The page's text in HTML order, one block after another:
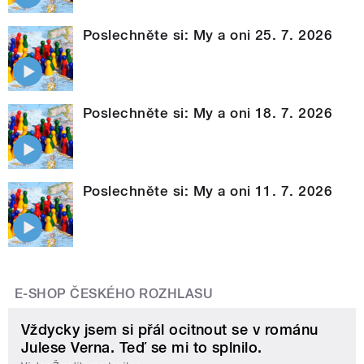
Poslechněte si: My a oni 25. 7. 2026
Poslechněte si: My a oni 18. 7. 2026
Poslechněte si: My a oni 11. 7. 2026
E-SHOP ČESKÉHO ROZHLASU
Vždycky jsem si přál ocitnout se v románu
Julese Verna. Teď se mi to splnilo.